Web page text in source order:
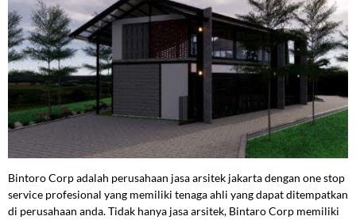
Bintoro Corp adalah perusahaan jasa arsitek jakarta dengan one stop
service profesional yang memiliki tenaga ahli yang dapat ditempatkan
di perusahaan anda. Tidak hanya jasa arsitek, Bintaro Corp memiliki